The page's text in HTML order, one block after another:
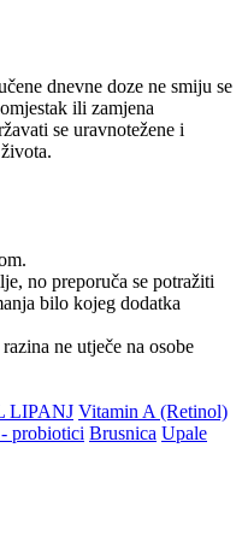
dnevne doze ne smiju se
ili zamjena
se uravnotežene i
no preporuča se potražiti
bilo kojeg dodatka
ne utječe na osobe
LIPANJ Vitamin A (Retinol)
probiotici Brusnica Upale